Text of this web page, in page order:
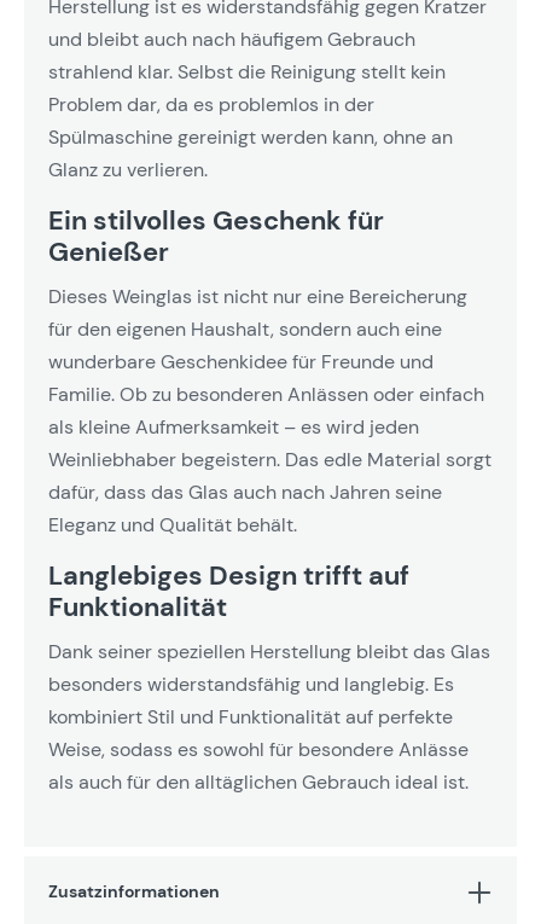
Herstellung ist es widerstandsfähig gegen Kratzer
und bleibt auch nach häufigem Gebrauch
strahlend klar. Selbst die Reinigung stellt kein
Problem dar, da es problemlos in der
Spülmaschine gereinigt werden kann, ohne an
Glanz zu verlieren.
Ein stilvolles Geschenk für
Genießer
Dieses Weinglas ist nicht nur eine Bereicherung
für den eigenen Haushalt, sondern auch eine
wunderbare Geschenkidee für Freunde und
Familie. Ob zu besonderen Anlässen oder einfach
als kleine Aufmerksamkeit – es wird jeden
Weinliebhaber begeistern. Das edle Material sorgt
dafür, dass das Glas auch nach Jahren seine
Eleganz und Qualität behält.
Langlebiges Design trifft auf
Funktionalität
Dank seiner speziellen Herstellung bleibt das Glas
besonders widerstandsfähig und langlebig. Es
kombiniert Stil und Funktionalität auf perfekte
Weise, sodass es sowohl für besondere Anlässe
als auch für den alltäglichen Gebrauch ideal ist.
Zusatzinformationen